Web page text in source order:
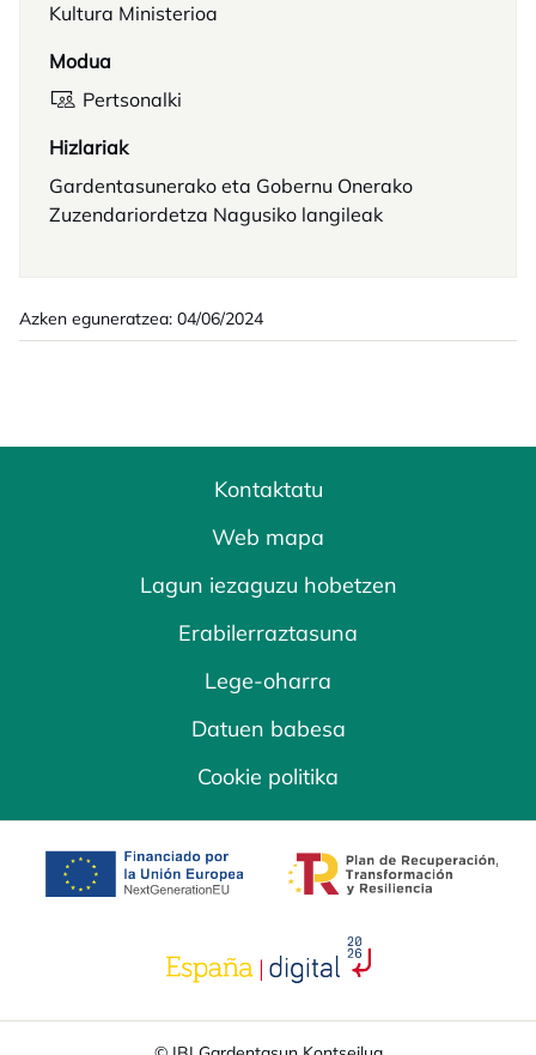
Kultura Ministerioa
Modua
Pertsonalki
Hizlariak
Gardentasunerako eta Gobernu Onerako
Zuzendariordetza Nagusiko langileak
Azken eguneratzea: 04/06/2024
Kontaktatu
Web mapa
Lagun iezaguzu hobetzen
Erabilerraztasuna
Lege-oharra
Datuen babesa
Cookie politika
opens in a new tab opens in a new
opens in a new tab